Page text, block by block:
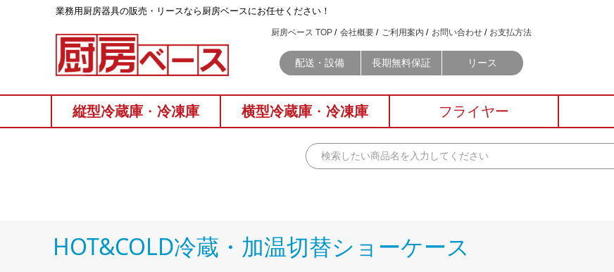
業務⽤厨房器具の販売・リースなら厨房ベースにお任せください！
厨房ベース TOP 会社概要 ご利用案内 お問い合わせ お支払方法
配送・設備 長期無料保証 リース
縦型冷蔵庫 ・ 冷凍庫 横型冷蔵庫 ・ 冷凍庫 フライヤー
HOT&COLD冷蔵・加温切替ショーケース